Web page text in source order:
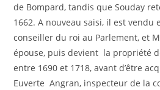
de Bompard, tandis que Souday
1662. A nouveau saisi, il est vendu
conseiller du roi au Parlement, et
épouse, puis devient la propriété
entre 1690 et 1718, avant d’être
Euverte Angran, inspecteur de la